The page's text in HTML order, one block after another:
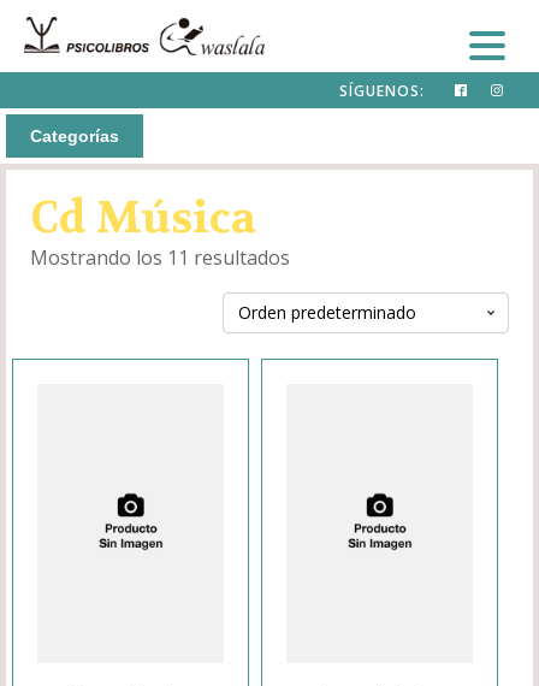
SÍGUENOS:
Categorías
Cd Música
Mostrando los 11 resultados